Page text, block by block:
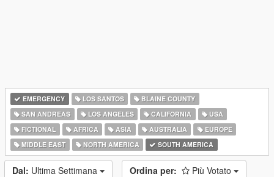
EMERGENCY LOS SANTOS
BLAINE COUNTY
SAN ANDREAS
LOS ANGELES CALIFORNIA
USA
FICTIONAL
AFRICA ASIA AUSTRALIA
EUROPE
MIDDLE EAST
NORTH AMERICA SOUTH AMERICA
Dal: Ultima Settimana Ordina per: Più Votato